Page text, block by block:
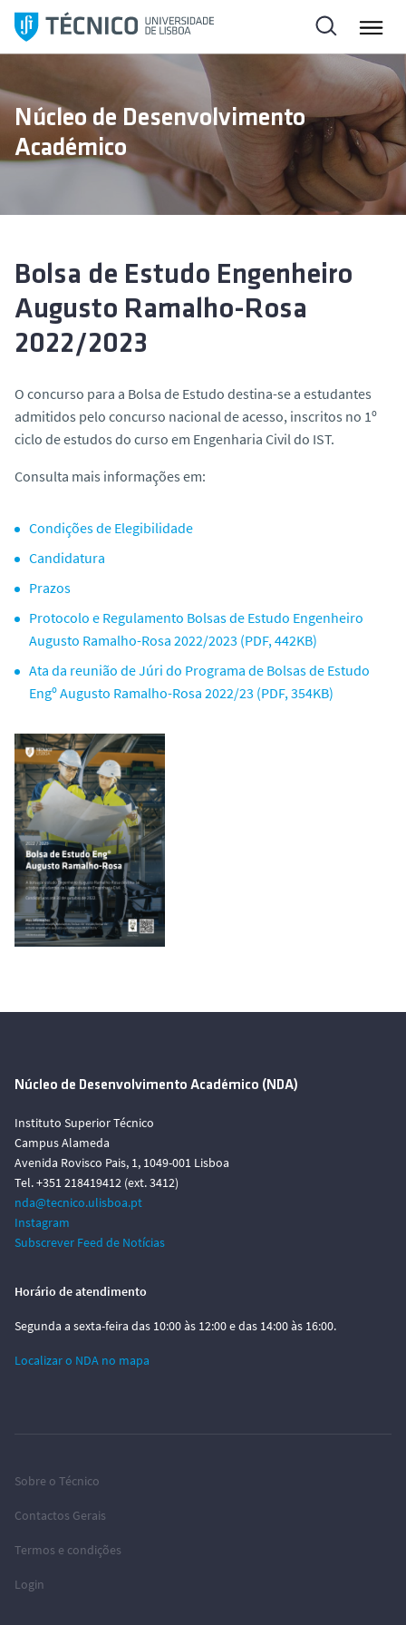
l
a
a
a
Núcleo de Desenvolvimento
Académico
Bolsa de Estudo Engenheiro
Augusto Ramalho-Rosa
2022/2023
O concurso para a Bolsa de Estudo destina-se a estudantes
admitidos pelo concurso nacional de acesso, inscritos no 1º
ciclo de estudos do curso em Engenharia Civil do IST.
Consulta mais informações em:
Condições de Elegibilidade
Candidatura
Prazos
Protocolo e Regulamento Bolsas de Estudo Engenheiro
Augusto Ramalho-Rosa 2022/2023 (PDF, 442KB)
Ata da reunião de Júri do Programa de Bolsas de Estudo
Engº Augusto Ramalho-Rosa 2022/23 (PDF, 354KB)
Núcleo de Desenvolvimento Académico (NDA)
Instituto Superior Técnico
Campus Alameda
Avenida Rovisco Pais, 1, 1049-001 Lisboa
Tel. +351 218419412 (ext. 3412)
nda@tecnico.ulisboa.pt
Instagram
Subscrever Feed de Notícias
Horário de atendimento
Segunda a sexta-feira das 10:00 às 12:00 e das 14:00 às 16:00.
Localizar o NDA no mapa
Sobre o Técnico
Contactos Gerais
Termos e condições
Login